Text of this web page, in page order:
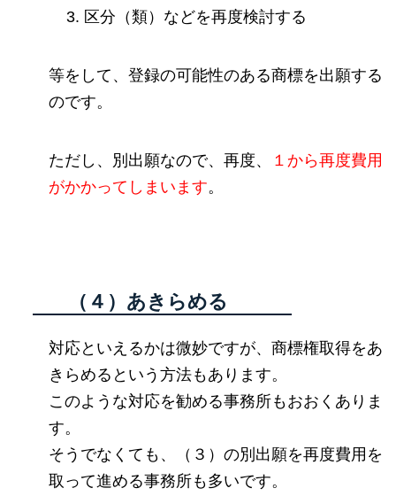
区分（類）などを再度検討する
等をして、登録の可能性のある商標を出願する
のです。
ただし、別出願なので、再度、
１から再度費用
がかかってしまいます。
（４）あきらめる
対応といえるかは微妙ですが、商標権取得をあ
きらめるという方法もあります。
このような対応を勧める事務所もおおくありま
す。
そうでなくても、（３）の別出願を再度費用を
取って進める事務所も多いです。